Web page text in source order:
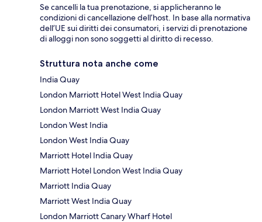
Se cancelli la tua prenotazione, si applicheranno le
condizioni di cancellazione dell’host. In base alla normativa
dell’UE sui diritti dei consumatori, i servizi di prenotazione
di alloggi non sono soggetti al diritto di recesso.
Struttura nota anche come
India Quay
London Marriott Hotel West India Quay
London Marriott West India Quay
London West India
London West India Quay
Marriott Hotel India Quay
Marriott Hotel London West India Quay
Marriott India Quay
Marriott West India Quay
London Marriott Canary Wharf Hotel